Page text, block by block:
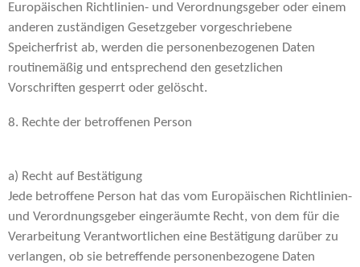
Europäischen Richtlinien- und Verordnungsgeber oder einem
anderen zuständigen Gesetzgeber vorgeschriebene
Speicherfrist ab, werden die personenbezogenen Daten
routinemäßig und entsprechend den gesetzlichen
Vorschriften gesperrt oder gelöscht.
8. Rechte der betroffenen Person
a) Recht auf Bestätigung
Jede betroffene Person hat das vom Europäischen Richtlinien-
und Verordnungsgeber eingeräumte Recht, von dem für die
Verarbeitung Verantwortlichen eine Bestätigung darüber zu
verlangen, ob sie betreffende personenbezogene Daten